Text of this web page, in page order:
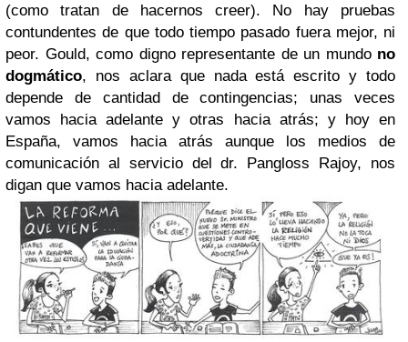
(como tratan de hacernos creer). No hay pruebas
contundentes de que todo tiempo pasado fuera mejor, ni
peor. Gould, como digno representante de un mundo no
dogmático, nos aclara que nada está escrito y todo
depende de cantidad de contingencias; unas veces
vamos hacia adelante y otras hacia atrás; y hoy en
España, vamos hacia atrás aunque los medios de
comunicación al servicio del dr. Pangloss Rajoy, nos
digan que vamos hacia adelante.